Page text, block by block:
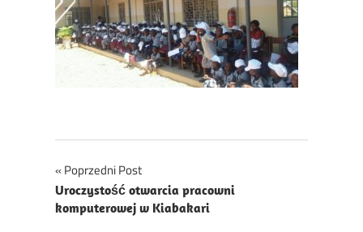
Nawigacja
wpisu
Poprzedni Post
Uroczystość otwarcia pracowni
komputerowej w Kiabakari